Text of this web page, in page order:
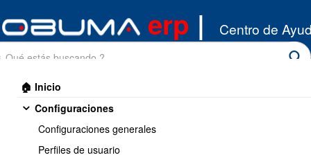
erp | Centro de
🏠 Inicio
Configuraciones
Configuraciones generales
Perfiles de usuario